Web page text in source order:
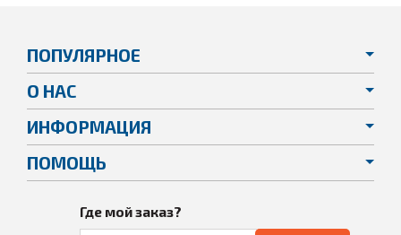
ПОПУЛЯРНОЕ
О НАС
ИНФОРМАЦИЯ
ПОМОЩЬ
Где мой заказ?